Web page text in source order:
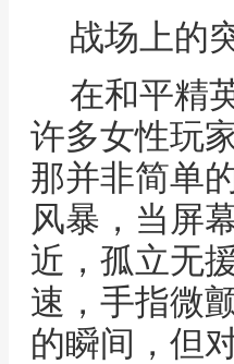
战场上的
在和平精
许多女性玩
那并非简单
风暴，当屏
近，孤立无
速，手指微
的瞬间，但